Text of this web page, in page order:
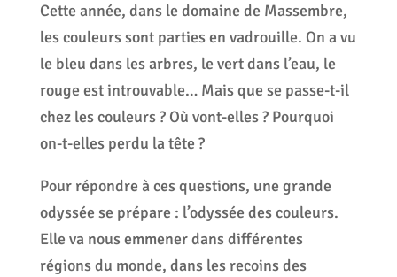
Cette année, dans le domaine de Massembre,
les couleurs sont parties en vadrouille. On a vu
le bleu dans les arbres, le vert dans l’eau, le
rouge est introuvable… Mais que se passe-t-il
chez les couleurs ? Où vont-elles ? Pourquoi
on-t-elles perdu la tête ?
Pour répondre à ces questions, une grande
odyssée se prépare : l’odyssée des couleurs.
Elle va nous emmener dans différentes
régions du monde, dans les recoins des